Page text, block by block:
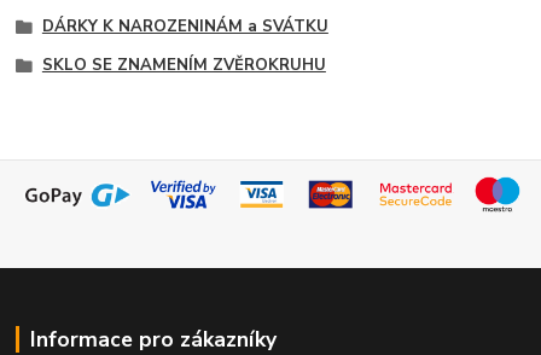
DÁRKY K NAROZENINÁM a SVÁTKU
SKLO SE ZNAMENÍM ZVĚROKRUHU
Informace pro zákazníky